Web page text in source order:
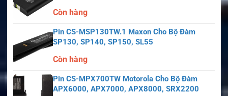
Còn hàng
Pin CS-MSP130TW.1 Maxon Cho Bộ Đàm
SP130, SP140, SP150, SL55
Còn hàng
Pin CS-MPX700TW Motorola Cho Bộ Đàm
APX6000, APX7000, APX8000, SRX2200